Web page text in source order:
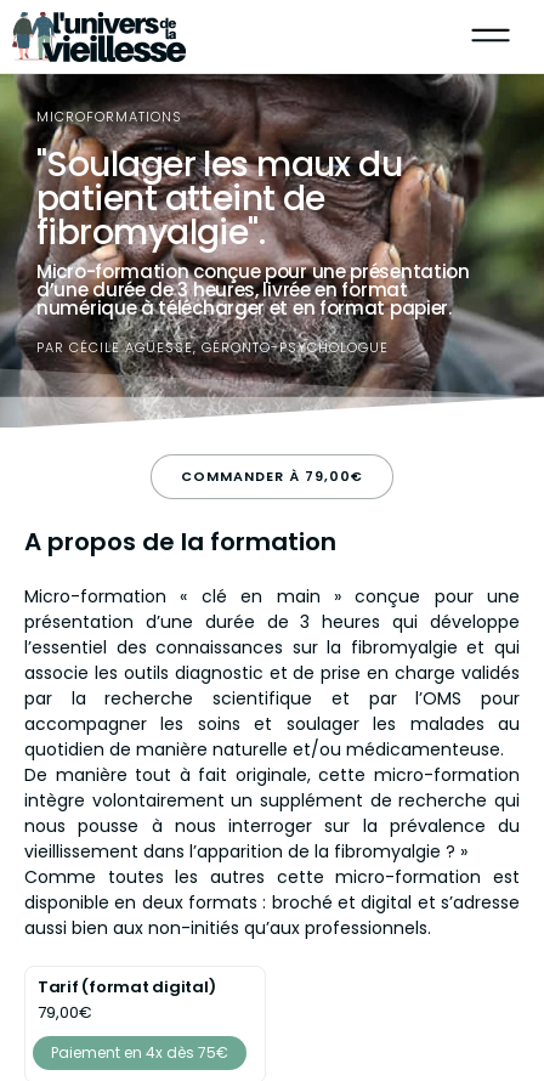
MICROFORMATIONS
"Soulager les maux du
patient atteint de
fibromyalgie".
Micro-formation conçue pour une présentation
d’une durée de 3 heures, livrée en format
numérique à télécharger et en format papier.
PAR CÉCILE AGUESSE, GÉRONTO-PSYCHOLOGUE
A propos de la formation
COMMANDER À 79,00€
Micro-formation « clé en main » conçue pour une
présentation d’une durée de 3 heures qui développe
l’essentiel des connaissances sur la fibromyalgie et qui
associe les outils diagnostic et de prise en charge validés
par la recherche scientifique et par l’OMS pour
accompagner les soins et soulager les malades au
quotidien de manière naturelle et/ou médicamenteuse.
De manière tout à fait originale, cette micro-formation
intègre volontairement un supplément de recherche qui
nous pousse à nous interroger sur la prévalence du
vieillissement dans l’apparition de la fibromyalgie ? »
Comme toutes les autres cette micro-formation est
disponible en deux formats : broché et digital et s’adresse
aussi bien aux non-initiés qu’aux professionnels.
Tarif (format digital)
79,00€
Paiement en 4x dès 75€